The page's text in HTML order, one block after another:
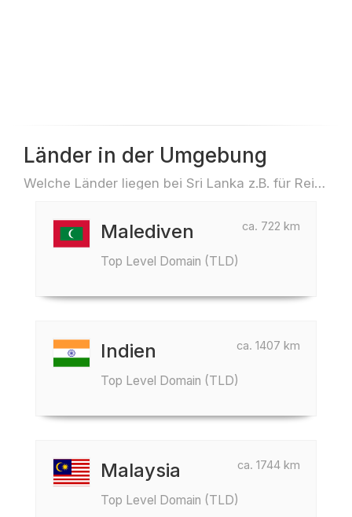
Länder in der Umgebung
Welche Länder liegen bei Sri Lanka z.B. für Reisen oder Flüge
ca. 722 km
Malediven
Top Level Domain (TLD)
ca. 1407 km
Indien
Top Level Domain (TLD)
ca. 1744 km
Malaysia
Top Level Domain (TLD)